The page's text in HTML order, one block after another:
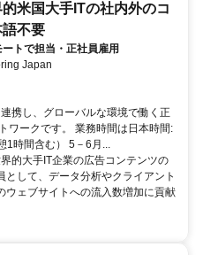
米国大手ITの社内外のコ
不要
トで担当・正社員雇用
Japan
携し、グローバルな環境で働く正
ワークです。 業務時間は日本時間:
1時間含む） 5－6月...
的大手IT企業の広告コンテンツの
して、データ分析やクライアント
ウェブサイトへの流入数増加に貢献